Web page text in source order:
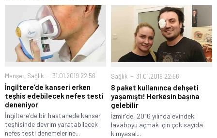
Manşet, Sağlık 31.01.2019 22:56
İngiltere’de kanseri erken
teşhis edebilecek nefes testi
deneniyor
İngiltere'de bir hastanede kanser
teşhisinde devrim yaratabilecek
nefes testi denemelerine...
Sağlık 31.01.2019 22:56
8 paket kullanınca dehşeti
yaşamıştı! Herkesin başına
gelebilir
İzmir'de, 2016 yılında evindeki
lavaboyu açmak için çok sayıda
kimyasal...